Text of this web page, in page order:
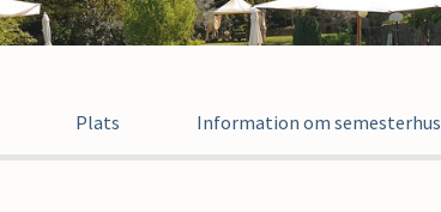
Plats Information om semesterhus